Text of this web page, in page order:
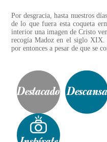
Por desgracia, hasta nuestros
de lo que fuera esta coqueta
interior una imagen de Cristo
recogía Madoz en el siglo XIX.
por entonces a pesar de que se